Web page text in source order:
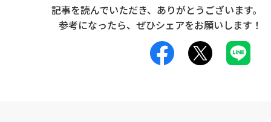
記事を読んでいただき、ありがとうございます。
参考になったら、ぜひシェアをお願いします！